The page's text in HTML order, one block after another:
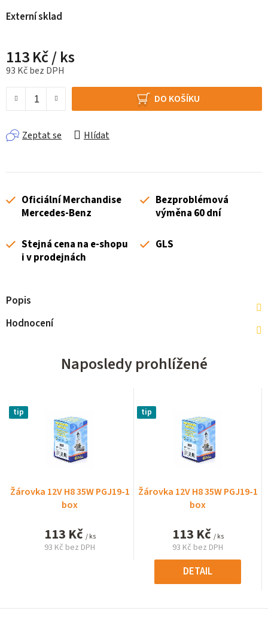
Externí sklad
113 Kč/ ks
93 Kč bez DPH
DO KOŠÍKU
Zeptat se Hlídat
Oficiální Merchandise
Mercedes-Benz
Bezproblémová
výměna 60 dní
Stejná cena na e-shopu
i v prodejnách
GLS
Popis
Hodnocení
Naposledy prohlížené
tip
Žárovka 12V H8 35W PGJ19-1
box
113 Kč / ks
93 Kč bez DPH
tip
Žárovka 12V H8 35W PGJ19-1
box
113 Kč / ks
93 Kč bez DPH
Měrná
cena:
DETAIL